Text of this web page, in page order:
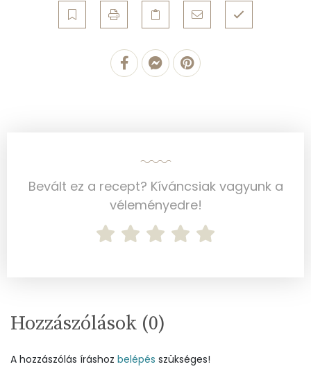
Nátrium
218 mg
Cukor
14 mg
Élelmi rost
Bevált ez a recept? Kíváncsiak vagyunk a
véleményedre!
Hozzászólások (0)
A hozzászólás íráshoz belépés szükséges!